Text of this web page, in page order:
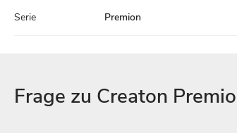
Serie Premion
Frage zu Creaton